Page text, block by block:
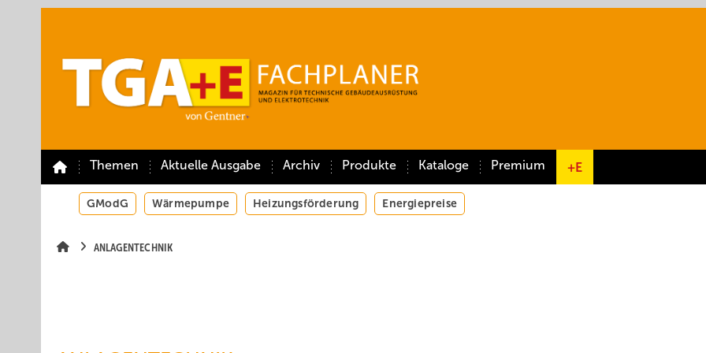
Themen Aktuelle Ausgabe Archiv Produkte Kataloge Premium +E
GModG Wärmepumpe Heizungsförderung Energiepreise
ANLAGENTECHNIK